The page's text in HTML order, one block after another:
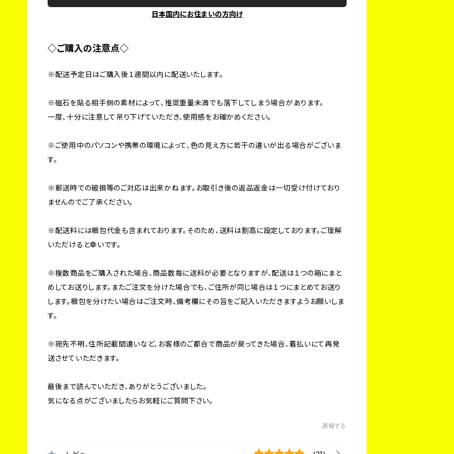
日本国内にお住まいの方向け
◇ご購入の注意点◇
※配送予定日はご購入後１週間以内に配送いたします。
※磁石を貼る相手側の素材によって、推奨重量未満でも落下してしまう場合があります。
一度、十分に注意して吊り下げていただき、使用感をお確かめください。
※ご使用中のパソコンや携帯の環境によって、色の見え方に若干の違いが出る場合がございま
す。
※郵送時での破損等のご対応は出来かねます。お取引き後の返品返金は一切受け付けており
ませんのでご了承ください。
※配送料には梱包代金も含まれております。そのため、送料は割高に設定しております。ご理解
いただけると幸いです。
※複数商品をご購入された場合、商品数毎に送料が必要となりますが、配送は１つの箱にまと
めしてお送りします。またご注文を分けた場合でも、ご住所が同じ場合は１つにまとめてお送り
します。梱包を分けたい場合はご注文時、備考欄にその旨をご記入いただきますようお願いしま
す。
※宛先不明、住所記載間違いなど、お客様のご都合で商品が戻ってきた場合、着払いにて再発
送させていただきます。
最後まで読んでいただき、ありがとうございました。
気になる点がございましたらお気軽にご質問下さい。
通報する